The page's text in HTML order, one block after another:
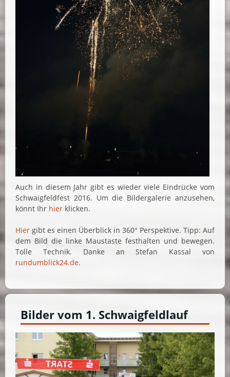
Auch in diesem Jahr gibt es wieder viele Eindrücke vom
Schwaigfeldfest 2016. Um die Bildergalerie anzusehen,
könnt Ihr hier klicken.
Hier gibt es einen Überblick in 360° Perspektive. Tipp: Auf
dem Bild die linke Maustaste festhalten und bewegen.
Tolle Technik. Danke an Stefan Kassal von
rundumblick24.de.
Bilder vom 1. Schwaigfeldlauf